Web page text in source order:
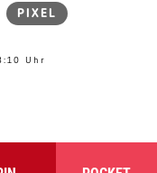
PIXEL
Uhr